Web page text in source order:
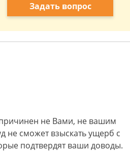
Задать вопрос
не Вами, не вашим
не сможет взыскать ущерб с
подтвердят ваши доводы.